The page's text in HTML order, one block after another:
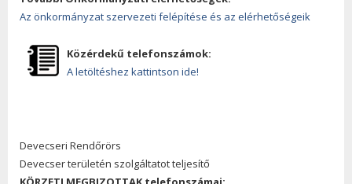
Az önkormányzat szervezeti felépítése és az elérhetőségeik
Közérdekű telefonszámok:
A letöltéshez kattintson ide!
Devecseri Rendőrörs
Devecser területén szolgáltatot teljesítő